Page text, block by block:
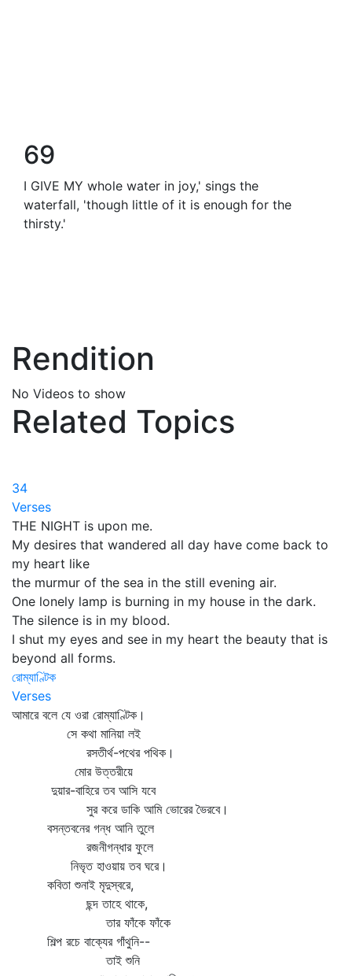
69
I GIVE MY whole water in joy,' sings the
waterfall, 'though little of it is enough for the
thirsty.'
Rendition
No Videos to show
Related Topics
34
Verses
THE NIGHT is upon me.
My desires that wandered all day have come back to
my heart like
the murmur of the sea in the still evening air.
One lonely lamp is burning in my house in the dark.
The silence is in my blood.
I shut my eyes and see in my heart the beauty that is
beyond all forms.
রোম্যাণ্টিক
Verses
আমারে বলে যে ওরা রোম্যাণ্টিক।
সে কথা মানিয়া লই
রসতীর্থ-পথের পথিক।
মোর উত্তরীয়ে
দুয়ার-বাহিরে তব আসি যবে
সুর করে ডাকি আমি ভোরের ভৈরবে।
বসন্তবনের গন্ধ আনি তুলে
রজনীগন্ধার ফুলে
নিভৃত হাওয়ায় তব ঘরে।
কবিতা শুনাই মৃদুস্বরে,
ছন্দ তাহে থাকে,
তার ফাঁকে ফাঁকে
শিল্প রচে বাক্যের গাঁথুনি--
তাই শুনি